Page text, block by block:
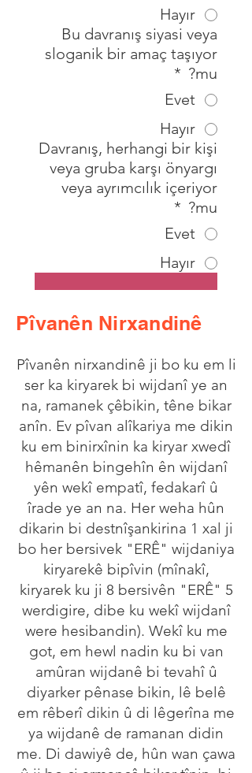
Hayır
Bu davranış siyasi veya
sloganik bir amaç taşıyor
mu?
*
Evet
Hayır
Davranış, herhangi bir kişi
veya gruba karşı önyargı
veya ayrımcılık içeriyor
mu?
*
Evet
Hayır
Pîvanên Nirxandinê
Pîvanên nirxandinê ji bo ku em li
ser ka kiryarek bi wijdanî ye an
na, ramanek çêbikin, têne bikar
anîn. Ev pîvan alîkariya me dikin
ku em binirxînin ka kiryar xwedî
hêmanên bingehîn ên wijdanî
yên wekî empatî, fedakarî û
îrade ye an na. Her weha hûn
dikarin bi destnîşankirina 1 xal ji
bo her bersivek "ERÊ" wijdaniya
kiryarekê bipîvin (mînakî,
kiryarek ku ji 8 bersivên "ERÊ" 5
werdigire, dibe ku wekî wijdanî
were hesibandin). Wekî ku me
got, em hewl nadin ku bi van
amûran wijdanê bi tevahî û
diyarker pênase bikin, lê belê
em rêberî dikin û di lêgerîna me
ya wijdanê de ramanan didin
me. Di dawiyê de, hûn wan çawa